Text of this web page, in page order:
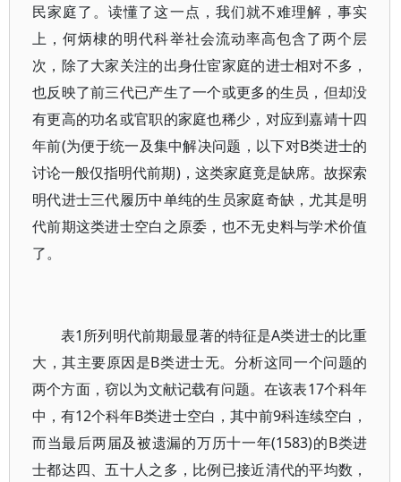
民家庭了。读懂了这一点，我们就不难理解，事实
上，何炳棣的明代科举社会流动率高包含了两个层
次，除了大家关注的出身仕宦家庭的进士相对不多，
也反映了前三代已产生了一个或更多的生员，但却没
有更高的功名或官职的家庭也稀少，对应到嘉靖十四
年前(为便于统一及集中解决问题，以下对B类进士的
讨论一般仅指明代前期)，这类家庭竟是缺席。故探索
明代进士三代履历中单纯的生员家庭奇缺，尤其是明
代前期这类进士空白之原委，也不无史料与学术价值
了。
表1所列明代前期最显著的特征是A类进士的比重
大，其主要原因是B类进士无。分析这同一个问题的
两个方面，窃以为文献记载有问题。在该表17个科年
中，有12个科年B类进士空白，其中前9科连续空白，
而当最后两届及被遗漏的万历十一年(1583)的B类进
士都达四、五十人之多，比例已接近清代的平均数，